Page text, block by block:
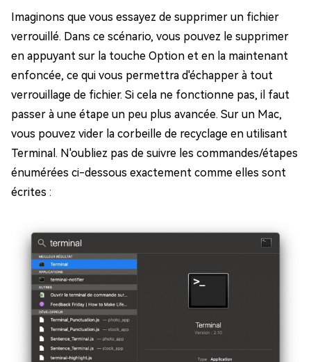
Imaginons que vous essayez de supprimer un fichier
verrouillé. Dans ce scénario, vous pouvez le supprimer
en appuyant sur la touche Option et en la maintenant
enfoncée, ce qui vous permettra d'échapper à tout
verrouillage de fichier. Si cela ne fonctionne pas, il faut
passer à une étape un peu plus avancée. Sur un Mac,
vous pouvez vider la corbeille de recyclage en utilisant
Terminal. N'oubliez pas de suivre les commandes/étapes
énumérées ci-dessous exactement comme elles sont
écrites :